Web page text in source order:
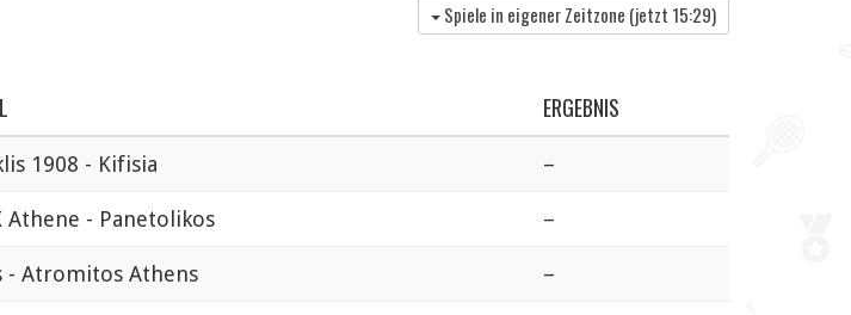
Spiele in eigener Zeitzone (jetzt 15:29)
ERGEBNIS
1908 - Kifisia –
Athene - Panetolikos –
- Atromitos Athens –